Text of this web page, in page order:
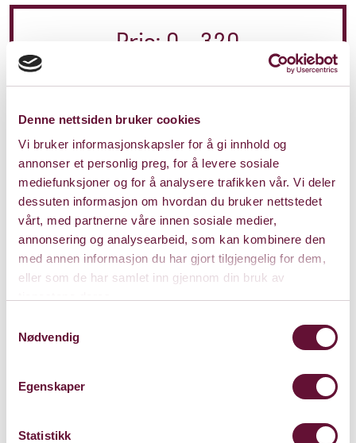
Denne nettsiden bruker cookies
Vi bruker informasjonskapsler for å gi innhold og
annonser et personlig preg, for å levere sosiale
mediefunksjoner og for å analysere trafikken vår. Vi deler
dessuten informasjon om hvordan du bruker nettstedet
vårt, med partnerne våre innen sosiale medier,
annonsering og analysearbeid, som kan kombinere den
med annen informasjon du har gjort tilgjengelig for dem,
eller som de har samlet inn gjennom din bruk av
Nødvendig
Egenskaper
Statistikk
Pris: 0 - 320
Varighet: 1 t, 15 min
u/pause
Onsdag 21. oktober 2026
Kl. 19:00
KJØP